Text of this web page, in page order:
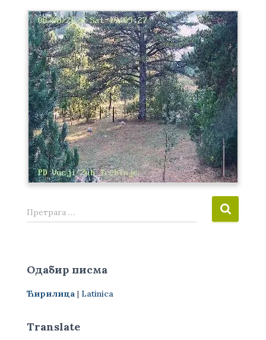
П
р
а
а
а
Претрага …
Одабир писма
Ћирилица | Latinica
Translate